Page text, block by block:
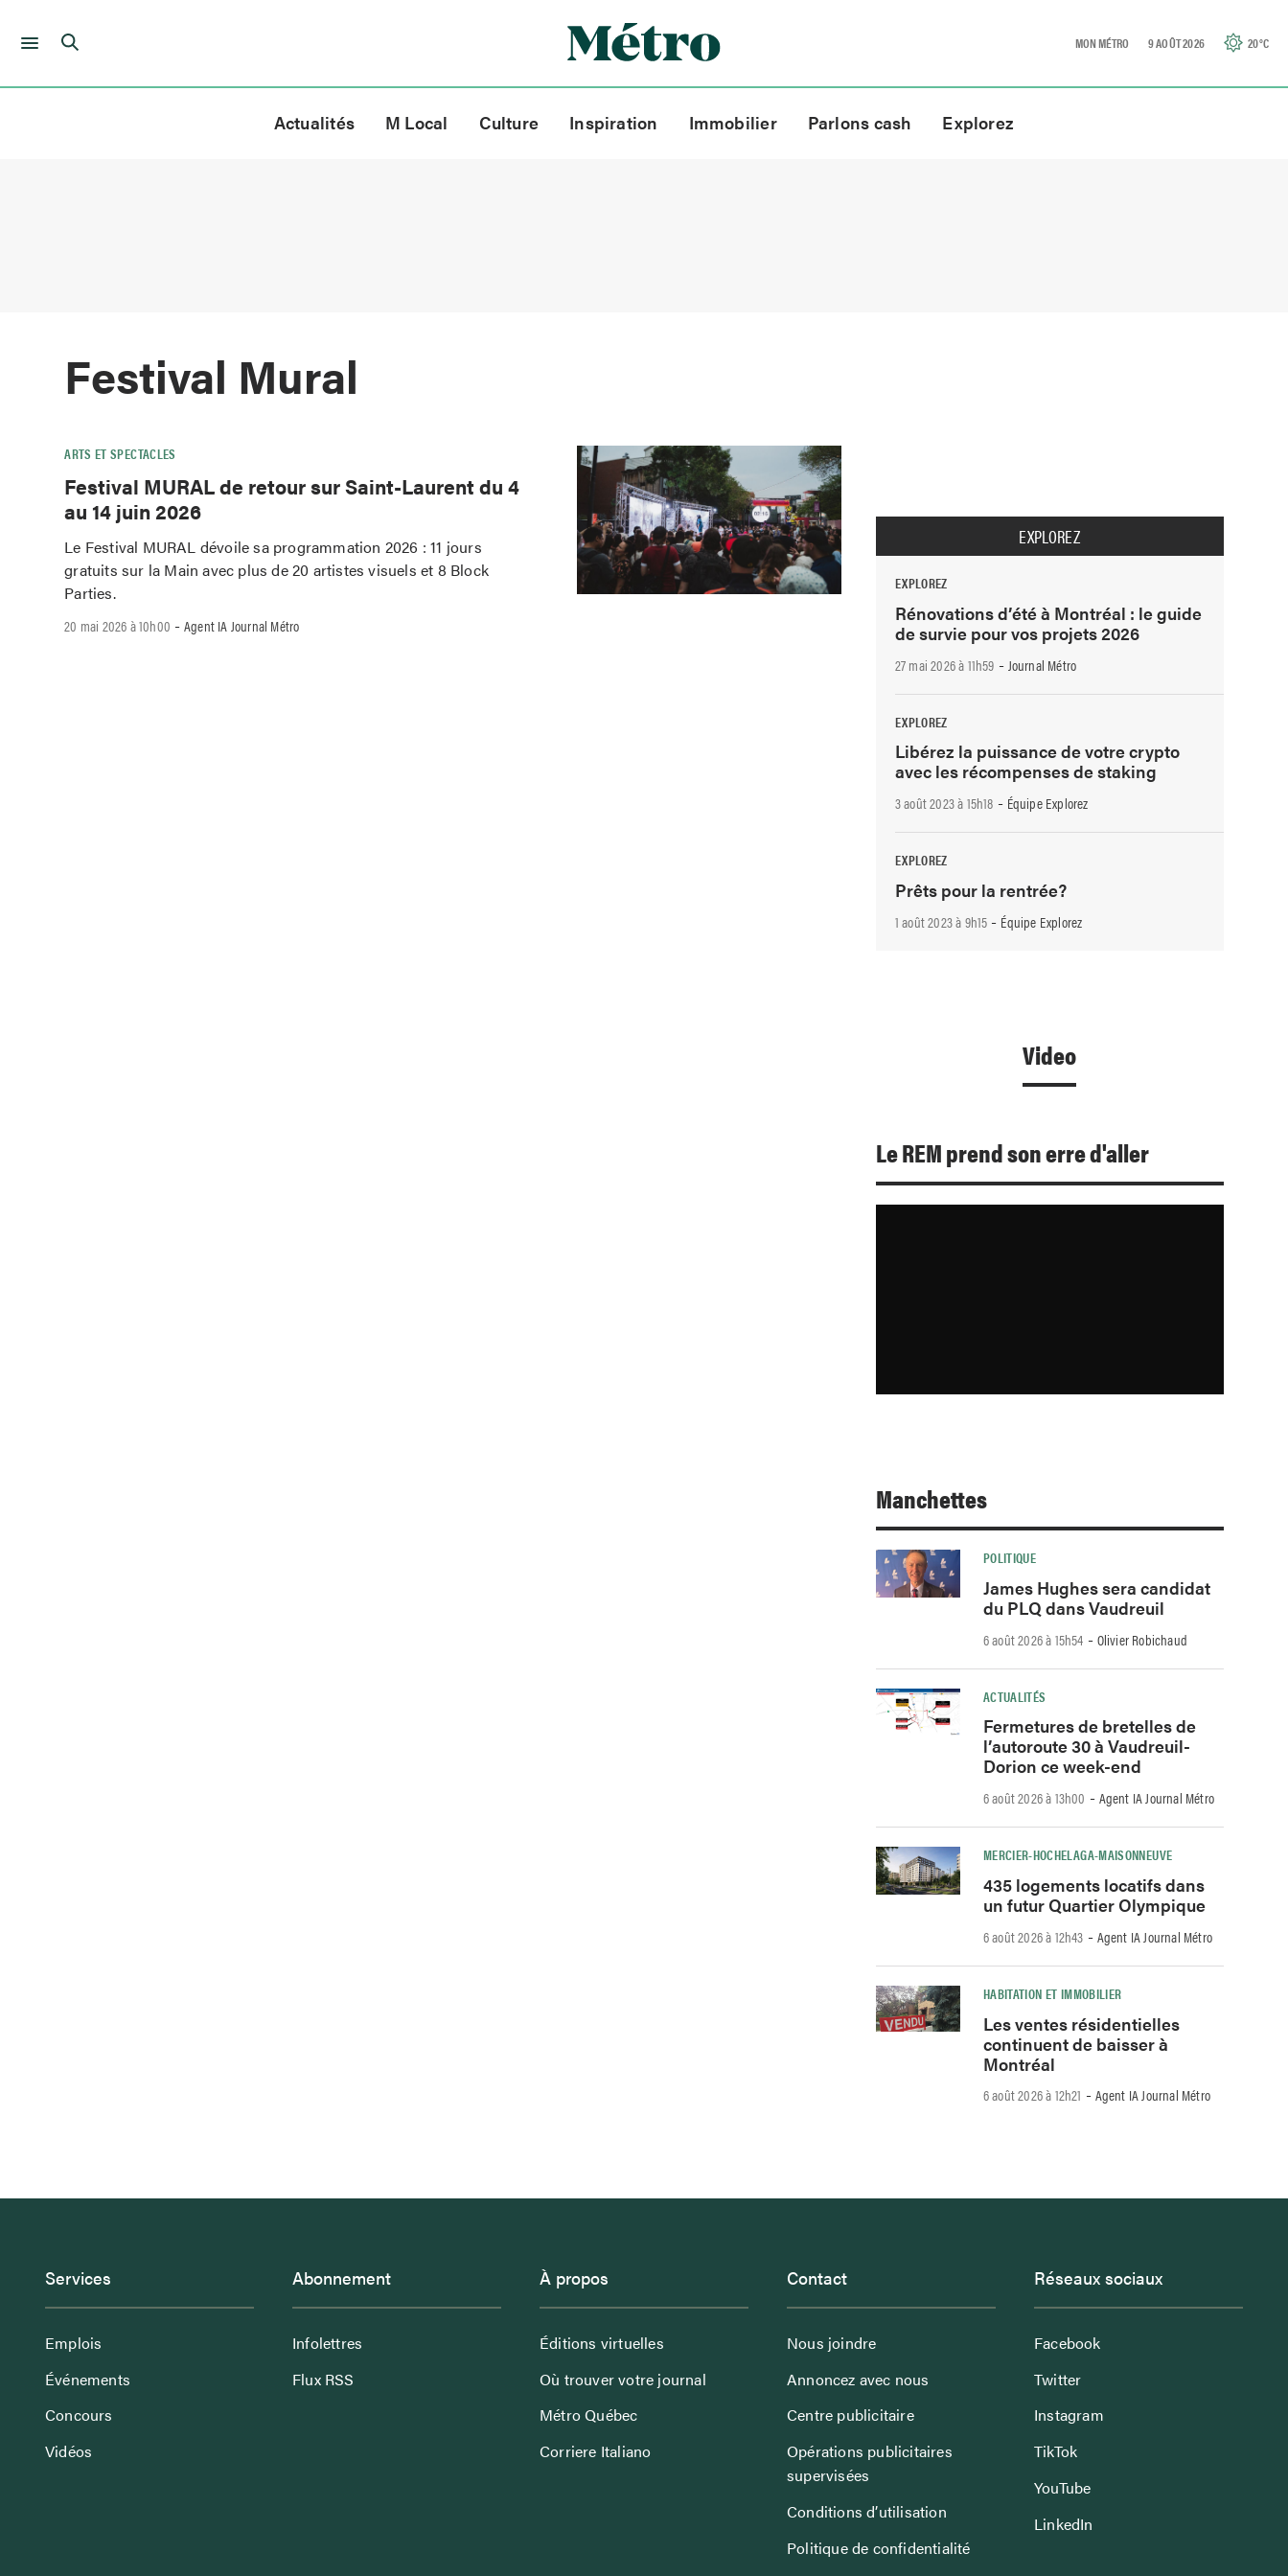
Skip
MON MÉTRO 9 AOÛT 2026 20°C
Actualités M Local Culture Inspiration Immobilier Parlons cash Explorez
Festival Mural
ARTS ET SPECTACLES
Festival MURAL de retour sur Saint-Laurent du 4
au 14 juin 2026
Le Festival MURAL dévoile sa programmation 2026 : 11 jours
gratuits sur la Main avec plus de 20 artistes visuels et 8 Block
Parties.
20 mai 2026 à 10h00 -Agent IA Journal Métro
EXPLOREZ
EXPLOREZ
Rénovations d’été à Montréal : le guide
de survie pour vos projets 2026
27 mai 2026 à 11h59 - Journal Métro
EXPLOREZ
Libérez la puissance de votre crypto
avec les récompenses de staking
3 août 2023 à 15h18 - Équipe Explorez
EXPLOREZ
Prêts pour la rentrée?
1 août 2023 à 9h15 - Équipe Explorez
Video
Le REM prend son erre d'aller
Manchettes
POLITIQUE
James Hughes sera candidat
du PLQ dans Vaudreuil
6 août 2026 à 15h54 -Olivier Robichaud
ACTUALITÉS
Fermetures de bretelles de
l’autoroute 30 à Vaudreuil-
Dorion ce week-end
6 août 2026 à 13h00 -Agent IA Journal Métro
MERCIER-HOCHELAGA-MAISONNEUVE
435 logements locatifs dans
un futur Quartier Olympique
6 août 2026 à 12h43 -Agent IA Journal Métro
HABITATION ET IMMOBILIER
Les ventes résidentielles
continuent de baisser à
Montréal
6 août 2026 à 12h21 -Agent IA Journal Métro
Services
Emplois
Événements
Concours
Vidéos
Abonnement
Infolettres
Flux RSS
À propos
Éditions virtuelles
Où trouver votre journal
Métro Québec
Corriere Italiano
Contact
Nous joindre
Annoncez avec nous
Centre publicitaire
Opérations publicitaires
supervisées
Conditions d’utilisation
Politique de confidentialité
Réseaux sociaux
Facebook
Twitter
Instagram
TikTok
YouTube
LinkedIn